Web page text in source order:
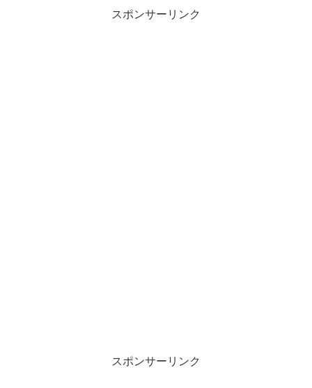
スポンサーリンク
スポンサーリンク